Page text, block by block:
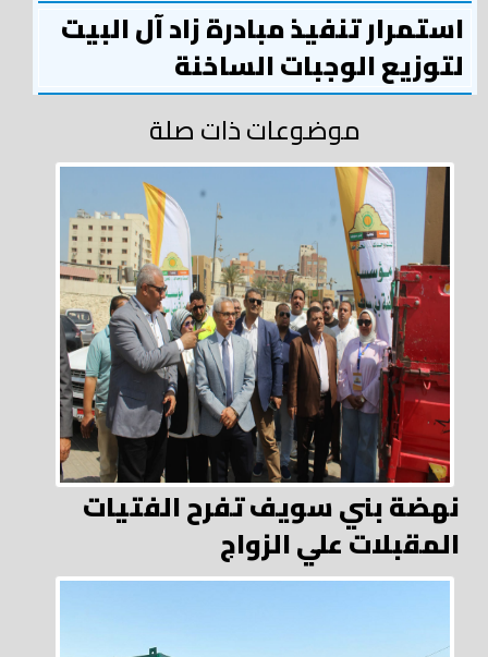
استمرار تنفيذ مبادرة زاد آل البيت
لتوزيع الوجبات الساخنة
موضوعات ذات صلة
نهضة بني سويف تفرح الفتيات
المقبلات علي الزواج